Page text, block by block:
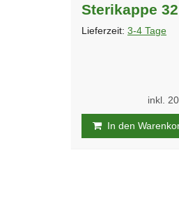
Sterikappe
Lieferzeit: 3-4 Tage
inkl.
In den